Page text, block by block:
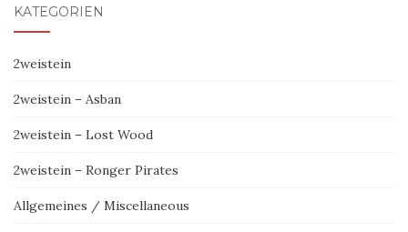
KATEGORIEN
2weistein
2weistein – Asban
2weistein – Lost Wood
2weistein – Ronger Pirates
Allgemeines / Miscellaneous